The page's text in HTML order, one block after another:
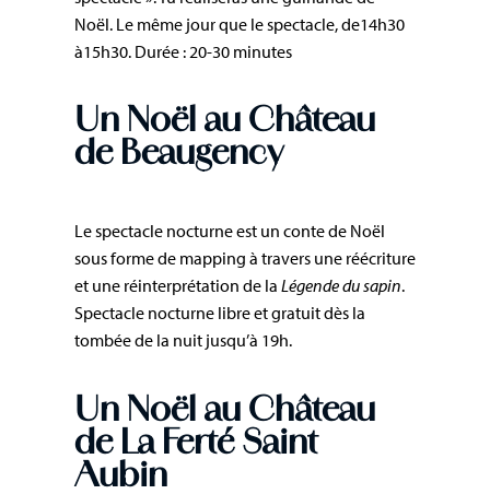
Noël. Le même jour que le spectacle, de14h30
à15h30. Durée : 20-30 minutes
Un Noël au Château
de Beaugency
Le spectacle nocturne est un conte de Noël
sous forme de mapping à travers une réécriture
et une réinterprétation de laLégende du sapin.
Spectacle nocturne libre et gratuit dès la
tombée de la nuit jusqu’à 19h.
Un Noël au Château
de La Ferté Saint
Aubin